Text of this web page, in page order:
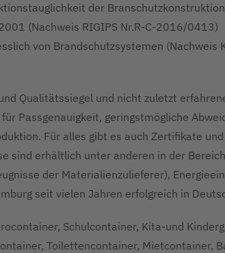
der
(Nachweis RIGIPS Nr.R-C-2016/0413)
von Brandschutzsystemen (Nachweis
Qualitätssiegel und nicht zuletzt
Passgenauigkeit, geringstmögliche
Für alles gibt es auch Zertifikate und
sind erhältlich unter anderen in der
der Materialienzulieferer),
seit vielen Jahren erfolgreich in
Schulcontainer, Kita-und
Toilettencontainer, Mietcontainer,